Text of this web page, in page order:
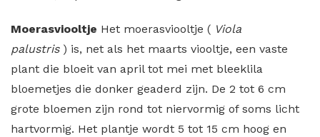
Moerasviooltje Het moerasviooltje ( Viola
palustris ) is, net als het maarts viooltje, een vaste
plant die bloeit van april tot mei met bleeklila
bloemetjes die donker geaderd zijn. De 2 tot 6 cm
grote bloemen zijn rond tot niervormig of soms licht
hartvormig. Het plantje wordt 5 tot 15 cm hoog en